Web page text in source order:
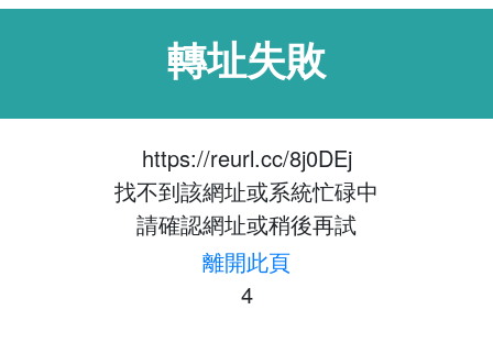
轉址失敗
https://reurl.cc/8j0DEj
找不到該網址或系統忙碌中
請確認網址或稍後再試
離開此頁
4